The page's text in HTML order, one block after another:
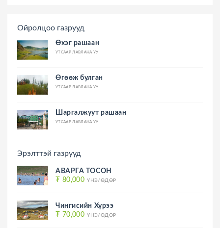
Ойролцоо газрууд
Өхэг рашаан
УТСААР ЛАВЛАНА УУ
Өгөөж булган
УТСААР ЛАВЛАНА УУ
Шаргалжуут рашаан
УТСААР ЛАВЛАНА УУ
Эрэлттэй газрууд
АВАРГА ТОСОН
₮ 80,000 ҮНЭ/ӨДӨР
Чингисийн Хүрээ
₮ 70,000 ҮНЭ/ӨДӨР